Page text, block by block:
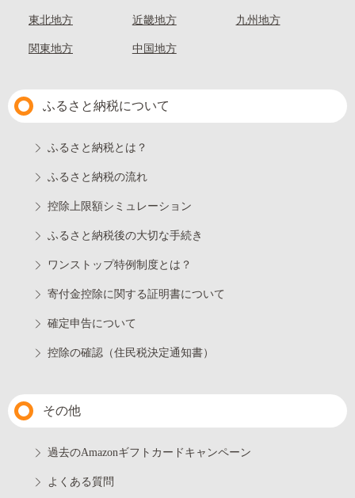
東北地方
関東地方
近畿地方
中国地方
九州地方
ふるさと納税について
ふるさと納税とは？
ふるさと納税の流れ
控除上限額シミュレーション
ふるさと納税後の大切な手続き
ワンストップ特例制度とは？
寄付金控除に関する証明書について
確定申告について
控除の確認（住民税決定通知書）
その他
過去のAmazonギフトカードキャンペーン
よくある質問